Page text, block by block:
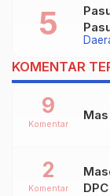
KOMENTAR
9
Komentar
2
Komentar